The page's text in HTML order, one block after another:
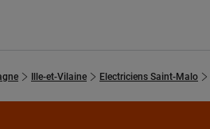
Ille-et-Vilaine Electriciens Saint-Malo